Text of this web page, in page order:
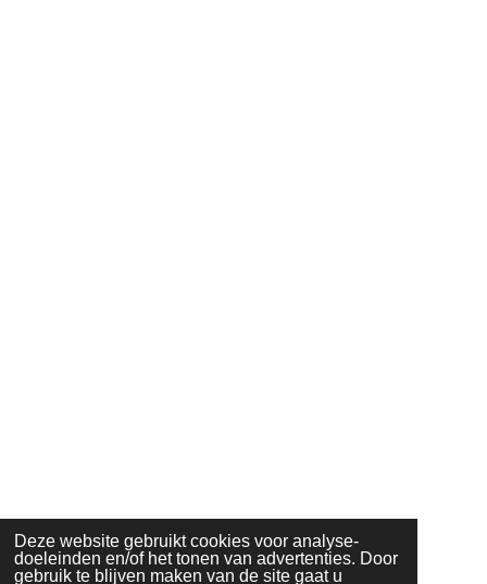
Deze website gebruikt cookies voor analyse-
doeleinden en/of het tonen van advertenties. Door
gebruik te blijven maken van de site gaat u